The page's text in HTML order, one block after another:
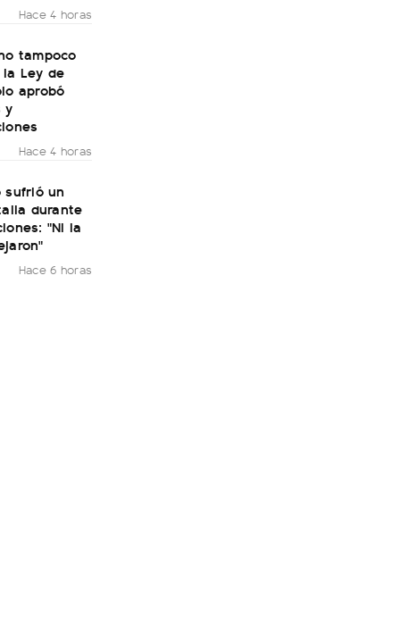
Hace 4 horas
tampoco
Ley de
aprobó
y
Hace 4 horas
sufrió un
durante
"Ni la
Hace 6 horas